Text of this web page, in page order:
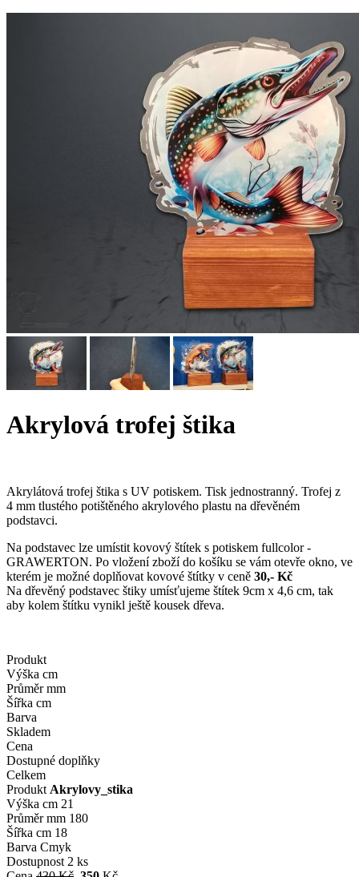
Akrylová trofej štika
Akrylátová trofej štika s UV potiskem. Tisk jednostranný. Trofej z
4 mm tlustého potištěného akrylového plastu na dřevěném
podstavci.
Na podstavec lze umístit kovový štítek s potiskem fullcolor -
GRAWERTON. Po vložení zboží do košíku se vám otevře okno, ve
kterém je možné doplňovat kovové štítky v ceně 30,- Kč
Na dřevěný podstavec štiky umísťujeme štítek 9cm x 4,6 cm, tak
aby kolem štítku vynikl ještě kousek dřeva.
Produkt
Výška cm
Průměr mm
Šířka cm
Barva
Skladem
Cena
Dostupné doplňky
Celkem
Produkt Akrylovy_stika
Výška cm 21
Průměr mm 180
Šířka cm 18
Barva Cmyk
Dostupnost 2 ks